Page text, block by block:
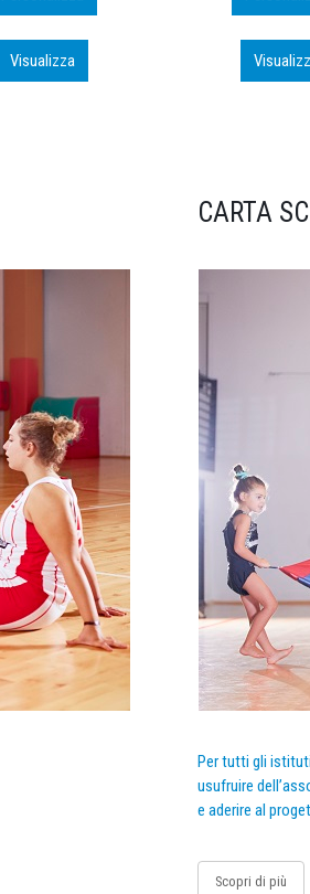
Visualizza
CARTA
Per tutti gli
usufruire
e aderire al
Scopri di più